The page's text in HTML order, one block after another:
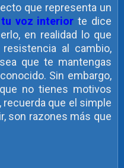
que representa un
tu voz interiorte dice
en realidad lo que
al cambio,
que te mantengas
Sin embargo,
no tienes motivos
recuerda que el simple
son razones más que